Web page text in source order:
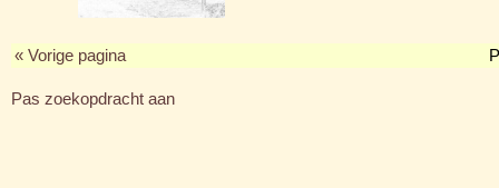
« Vorige pagina
Pas zoekopdracht aan